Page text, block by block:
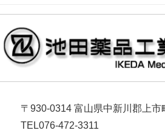
〒930-0314 富山県中新川郡上市
TEL076-472-3311